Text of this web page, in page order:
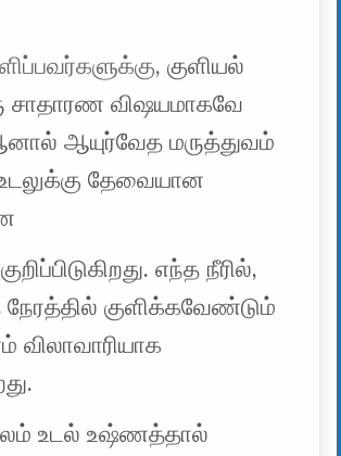
குளியல்
சாதாரண விஷயமாகவே
ஆயுர்வேத மருத்துவம்
தேவையான
எந்த நீரில்,
நேரத்தில் குளிக்கவேண்டும்
விலாவாரியாக
உடல் உஷ்ணத்தால்